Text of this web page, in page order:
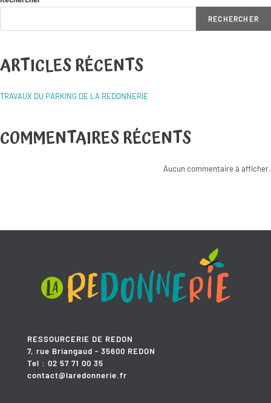
RECHERCHER
ARTICLES RÉCENTS
TRAVAUX DU PARKING DE LA REDONNERIE
COMMENTAIRES RÉCENTS
Aucun commentaire à afficher.
RESSOURCERIE DE REDON
7, rue Briangaud - 35600 REDON
Tel : 02 57 71 00 35
contact@laredonnerie.fr